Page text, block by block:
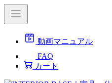
動画マニュアル
FAQ
カート